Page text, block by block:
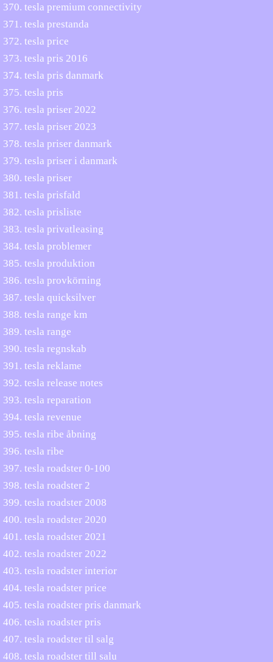
tesla premium connectivity
tesla prestanda
tesla price
tesla pris 2016
tesla pris danmark
tesla pris
tesla priser 2022
tesla priser 2023
tesla priser danmark
tesla priser i danmark
tesla priser
tesla prisfald
tesla prisliste
tesla privatleasing
tesla problemer
tesla produktion
tesla provkörning
tesla quicksilver
tesla range km
tesla range
tesla regnskab
tesla reklame
tesla release notes
tesla reparation
tesla revenue
tesla ribe åbning
tesla ribe
tesla roadster 0-100
tesla roadster 2
tesla roadster 2008
tesla roadster 2020
tesla roadster 2021
tesla roadster 2022
tesla roadster interior
tesla roadster price
tesla roadster pris danmark
tesla roadster pris
tesla roadster til salg
tesla roadster till salu